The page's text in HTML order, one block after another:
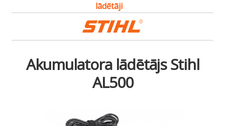
lādētāji
Akumulatora lādētājs Stihl
AL500